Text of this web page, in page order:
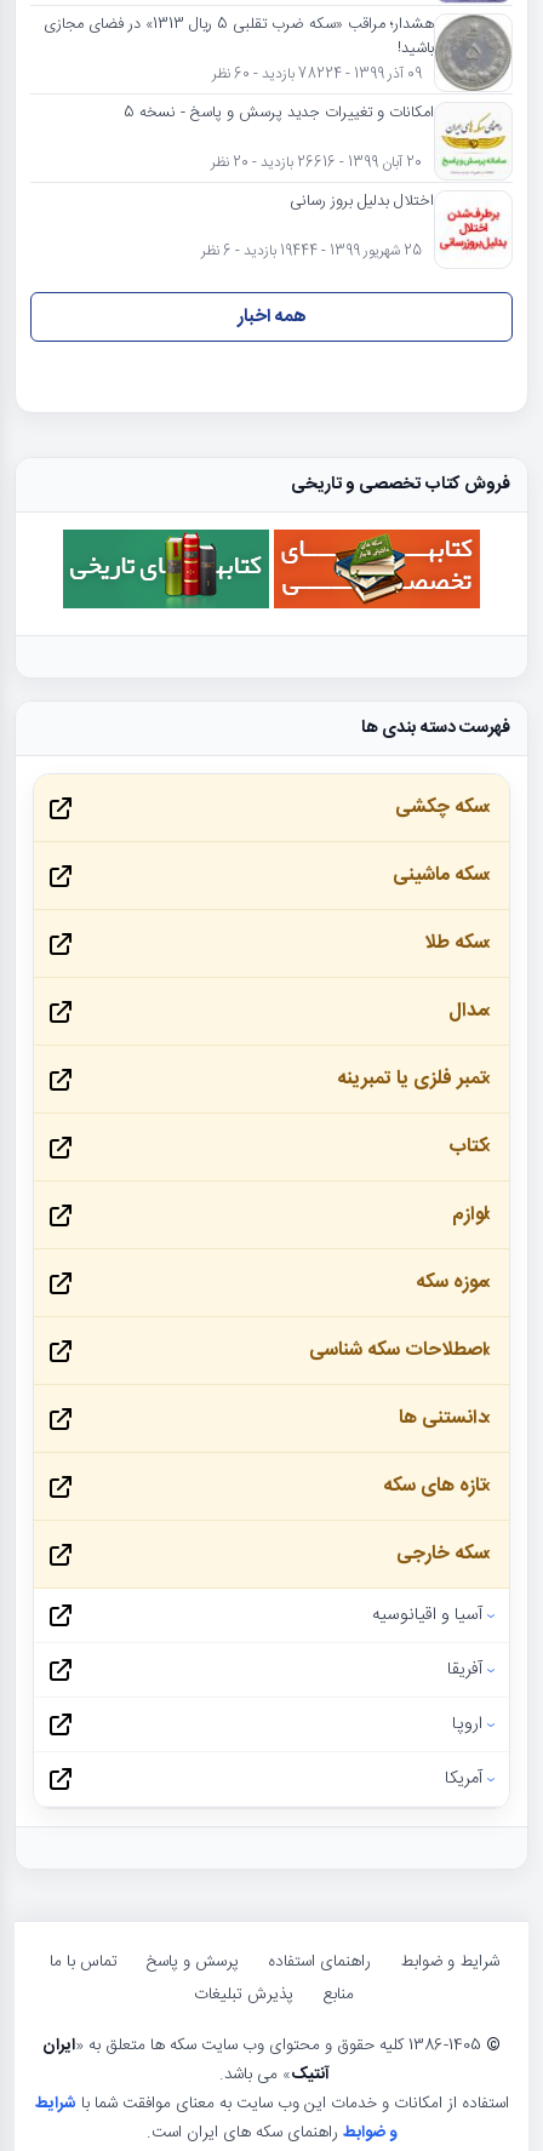
هشدار؛ مراقب «سکه ضرب تقلبی 5 ریال 1313» در فضای مجازی
باشید!
09 آذر 1399 - 78224 بازدید - 60 نظر
امکانات و تغییرات جدید پرسش و پاسخ - نسخه 5
20 آبان 1399 - 26616 بازدید - 20 نظر
اختلال بدلیل بروز رسانی
25 شهریور 1399 - 19444 بازدید - 6 نظر
همه اخبار
فروش کتاب تخصصی و تاریخی
فهرست دسته بندی ها
سکه چکشی
سکه ماشینی
سکه طلا
مدال
تمبر فلزی یا تمبرینه
کتاب
لوازم
موزه سکه
اصطلاحات سکه شناسی
دانستنی ها
تازه های سکه
سکه خارجی
آسیا و اقیانوسیه
آفریقا
اروپا
آمریکا
شرایط و ضوابط راهنمای استفاده پرسش و پاسخ
تماس با ما
منابع
پذیرش تبلیغات
©
ایران
آنتیک» می باشد.
استفاده از امکانات و خدمات این وب سایت به معنای موافقت شما با شرایط
و ضوابط راهنمای سکه های ایران است.